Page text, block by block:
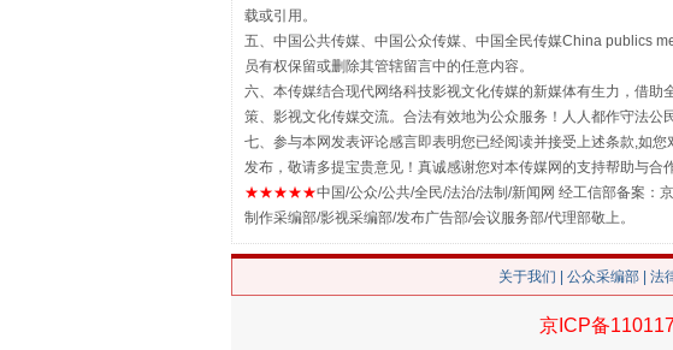
载或引用。
五、中国公共传媒、中国公众传媒、中国全民传媒China publics
员有权保留或删除其管辖留言中的任意内容。
六、本传媒结合现代网络科技影视文化传媒的新媒体有生力，借
策、影视文化传媒交流。合法有效地为公众服务！人人都作守法公民
七、参与本网发表评论感言即表明您已经阅读并接受上述条款,如
发布，敬请多提宝贵意见！真诚感谢您对本传媒网的支持帮助与
★★★★★中国/公众/公共/全民/法治/法制/新闻网 经工信部备案：
制作采编部/影视采编部/发布广告部/会议服务部/代理部敬上。
关于我们 公众采编部 法
京ICP备